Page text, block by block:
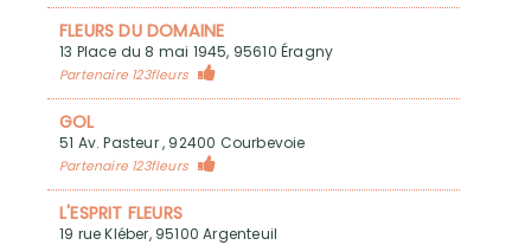
FLEURS DU DOMAINE
13 Place du 8 mai 1945, 95610 Éragny
Partenaire 123fleurs
GOL
51 Av. Pasteur , 92400 Courbevoie
Partenaire 123fleurs
L'ESPRIT FLEURS
19 rue Kléber, 95100 Argenteuil